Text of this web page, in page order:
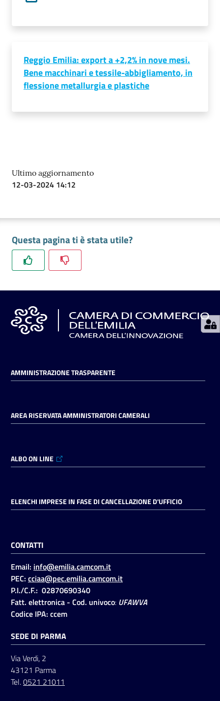
Prenotazioni
on line
Registrati
Seguici
su
Reggio Emilia: export a +2,2% in nove mesi.
Bene macchinari e tessile-abbigliamento, in
flessione metallurgia e plastiche
Ultimo aggiornamento
12-03-2024 14:12
Questa pagina ti è stata utile?
AMMINISTRAZIONE TRASPARENTE
AREA RISERVATA AMMINISTRATORI CAMERALI
ALBO ON LINE
ELENCHI IMPRESE IN FASE DI CANCELLAZIONE D'UFFICIO
CONTATTI
Email: info@emilia.camcom.it
PEC: cciaa@pec.emilia.camcom.it
P.I./C.F.: 02870690340
Fatt. elettronica - Cod. univoco: UFAWVA
Codice IPA: ccem
SEDE DI PARMA
Via Verdi, 2
43121 Parma
Tel.0521 21011